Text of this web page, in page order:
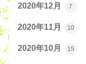
2020年12月 7
2020年11月 10
2020年10月 15